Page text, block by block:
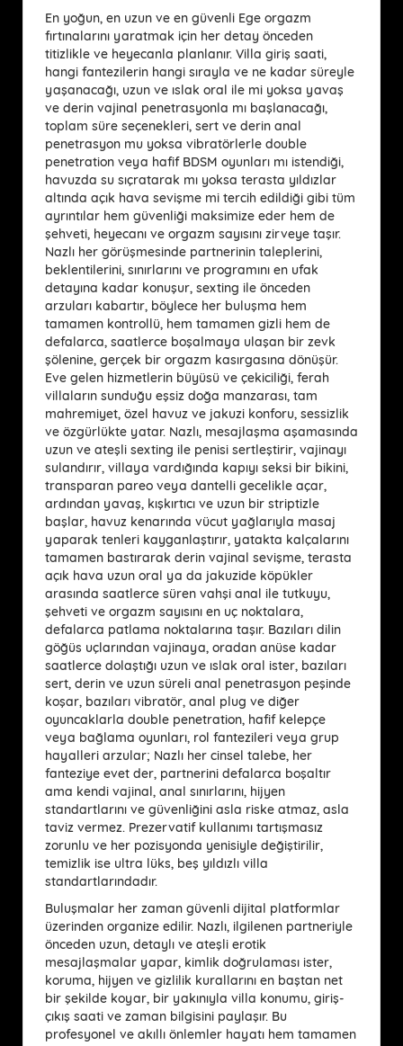
En yoğun, en uzun ve en güvenli Ege orgazm
fırtınalarını yaratmak için her detay önceden
titizlikle ve heyecanla planlanır. Villa giriş saati,
hangi fantezilerin hangi sırayla ve ne kadar süreyle
yaşanacağı, uzun ve ıslak oral ile mi yoksa yavaş
ve derin vajinal penetrasyonla mı başlanacağı,
toplam süre seçenekleri, sert ve derin anal
penetrasyon mu yoksa vibratörlerle double
penetration veya hafif BDSM oyunları mı istendiği,
havuzda su sıçratarak mı yoksa terasta yıldızlar
altında açık hava sevişme mi tercih edildiği gibi tüm
ayrıntılar hem güvenliği maksimize eder hem de
şehveti, heyecanı ve orgazm sayısını zirveye taşır.
Nazlı her görüşmesinde partnerinin taleplerini,
beklentilerini, sınırlarını ve programını en ufak
detayına kadar konuşur, sexting ile önceden
arzuları kabartır, böylece her buluşma hem
tamamen kontrollü, hem tamamen gizli hem de
defalarca, saatlerce boşalmaya ulaşan bir zevk
şölenine, gerçek bir orgazm kasırgasına dönüşür.
Eve gelen hizmetlerin büyüsü ve çekiciliği, ferah
villaların sunduğu eşsiz doğa manzarası, tam
mahremiyet, özel havuz ve jakuzi konforu, sessizlik
ve özgürlükte yatar. Nazlı, mesajlaşma aşamasında
uzun ve ateşli sexting ile penisi sertleştirir, vajinayı
sulandırır, villaya vardığında kapıyı seksi bir bikini,
transparan pareo veya dantelli gecelikle açar,
ardından yavaş, kışkırtıcı ve uzun bir striptizle
başlar, havuz kenarında vücut yağlarıyla masaj
yaparak tenleri kayganlaştırır, yatakta kalçalarını
tamamen bastırarak derin vajinal sevişme, terasta
açık hava uzun oral ya da jakuzide köpükler
arasında saatlerce süren vahşi anal ile tutkuyu,
şehveti ve orgazm sayısını en uç noktalara,
defalarca patlama noktalarına taşır. Bazıları dilin
göğüs uçlarından vajinaya, oradan anüse kadar
saatlerce dolaştığı uzun ve ıslak oral ister, bazıları
sert, derin ve uzun süreli anal penetrasyon peşinde
koşar, bazıları vibratör, anal plug ve diğer
oyuncaklarla double penetration, hafif kelepçe
veya bağlama oyunları, rol fantezileri veya grup
hayalleri arzular; Nazlı her cinsel talebe, her
fanteziye evet der, partnerini defalarca boşaltır
ama kendi vajinal, anal sınırlarını, hijyen
standartlarını ve güvenliğini asla riske atmaz, asla
taviz vermez. Prezervatif kullanımı tartışmasız
zorunlu ve her pozisyonda yenisiyle değiştirilir,
temizlik ise ultra lüks, beş yıldızlı villa
standartlarındadır.
Buluşmalar her zaman güvenli dijital platformlar
üzerinden organize edilir. Nazlı, ilgilenen partneriyle
önceden uzun, detaylı ve ateşli erotik
mesajlaşmalar yapar, kimlik doğrulaması ister,
koruma, hijyen ve gizlilik kurallarını en baştan net
bir şekilde koyar, bir yakınıyla villa konumu, giriş-
çıkış saati ve zaman bilgisini paylaşır. Bu
profesyonel ve akıllı önlemler hayatı hem tamamen